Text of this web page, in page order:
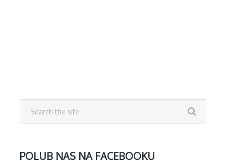
POLUB NAS NA FACEBOOKU